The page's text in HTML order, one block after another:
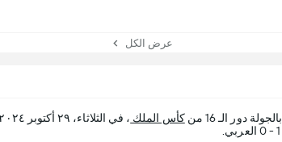
عرض الكل
بالجولة دور الـ 16 من كأس الملك